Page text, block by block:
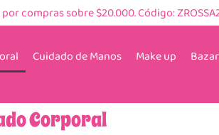
compras sobre $20.000. Código:
Cuidado de Manos Make up
Corporal